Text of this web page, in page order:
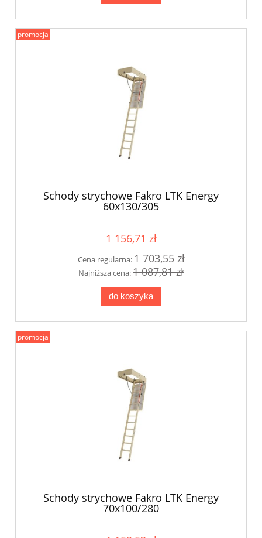
Schody strychowe Fakro LTK Energy
60x130/305
1 156,71 zł
Cena regularna:1 703,55 zł
Najniższa cena:1 087,81 zł
do koszyka
promocja
Schody strychowe Fakro LTK Energy
70x100/280
promocja